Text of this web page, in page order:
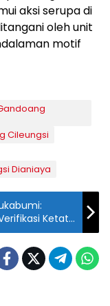
aksi serupa di
oleh unit
motif
Cileungsi
Dianiaya
Ketat,